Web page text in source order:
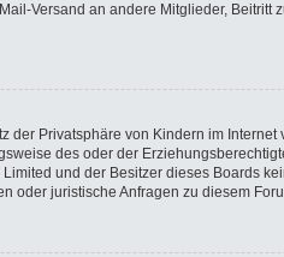
Versand an andere Mitglieder,
Privatsphäre von Kindern im
des oder der
und der Besitzer dieses Boards
oder juristische Anfragen zu diesem